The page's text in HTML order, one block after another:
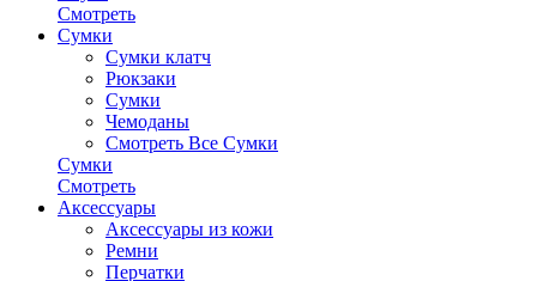
Смотреть
Сумки
Сумки клатч
Рюкзаки
Сумки
Чемоданы
Смотреть Все Сумки
Сумки
Смотреть
Аксессуары
Аксессуары из кожи
Ремни
Перчатки